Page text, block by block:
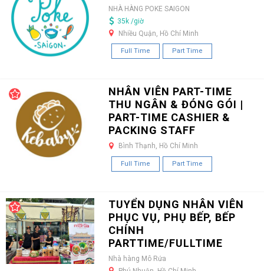
NHÀ HÀNG POKE SAIGON
35k /giờ
Nhiều Quận, Hồ Chí Minh
Full Time Part Time
NHÂN VIÊN PART-TIME
THU NGÂN & ĐÓNG GÓI |
PART-TIME CASHIER &
PACKING STAFF
Bình Thạnh, Hồ Chí Minh
Full Time Part Time
TUYỂN DỤNG NHÂN VIÊN
PHỤC VỤ, PHỤ BẾP, BẾP
CHÍNH
PARTTIME/FULLTIME
Nhà hàng Mô Rứa